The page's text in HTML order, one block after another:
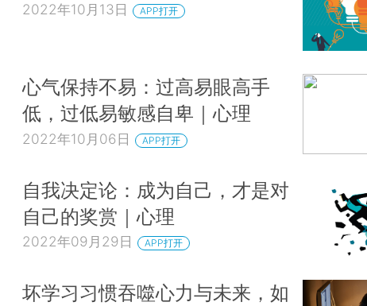
2022年10月13日 APP打开
心气保持不易：过高易眼高手
低，过低易敏感自卑｜心理
2022年10月06日 APP打开
自我决定论：成为自己，才是对
自己的奖赏｜心理
2022年09月29日 APP打开
坏学习习惯吞噬心力与未来，如